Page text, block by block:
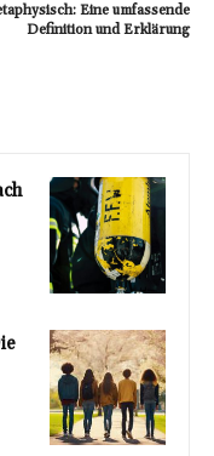
Eine umfassende
Definition und Erklärung